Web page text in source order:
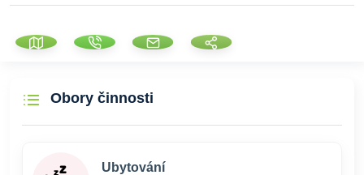
Obory činnosti
Ubytování